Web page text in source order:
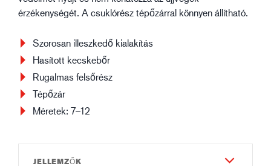
érzékenységét. A csuklórész tépőzárral könnyen állítható.
Szorosan illeszkedő kialakítás
Hasított kecskebőr
Rugalmas felsőrész
Tépőzár
Méretek: 7–12
JELLEMZŐK